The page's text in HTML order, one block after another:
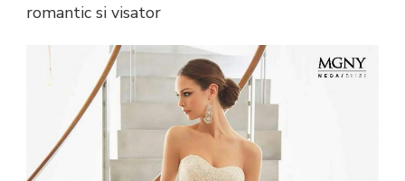
romantic si visator